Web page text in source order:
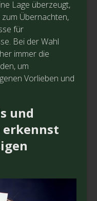
Lage überzeugt,
Übernachten,
für
Bei der Wahl
immer die
um
Vorlieben und
und
erkennst